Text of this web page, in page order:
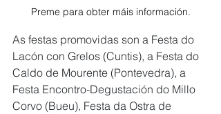
Preme para obter máis información.
As festas promovidas son a Festa do
Lacón con Grelos (Cuntis), a Festa do
Caldo de Mourente (Pontevedra), a
Festa Encontro-Degustación do Millo
Corvo (Bueu), Festa da Ostra de